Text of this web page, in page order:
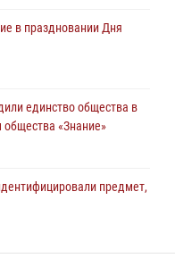
в праздновании Дня
единство общества в
общества «Знание»
предмет,